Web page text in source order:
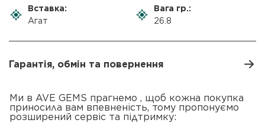
Вставка:
Агат
Вага гр.:
26.8
Гарантія, обмін та повернення
Ми в AVE GEMS прагнемо , щоб кожна покупка
приносила вам впевненість, тому пропонуємо
розширений сервіс та підтримку: